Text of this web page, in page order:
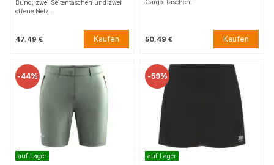
Bund, zwei Seitentaschen und zwei
offene Netz…
47.49 € Kaufen
Cargo-Taschen.
50.49 € Kaufen
-44%
auf Lager
-59%
auf Lager